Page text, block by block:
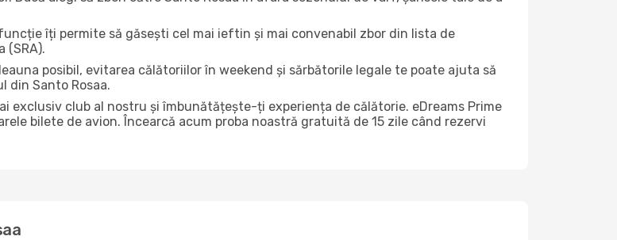
îți permite să găsești cel mai ieftin și mai convenabil zbor din lista de
(SRA).
posibil, evitarea călătoriilor în weekend și sărbătorile legale te poate ajuta să
din Santo Rosaa.
exclusiv club al nostru și îmbunătățește-ți experiența de călătorie. eDreams Prime
bilete de avion. Încearcă acum proba noastră gratuită de 15 zile când rezervi